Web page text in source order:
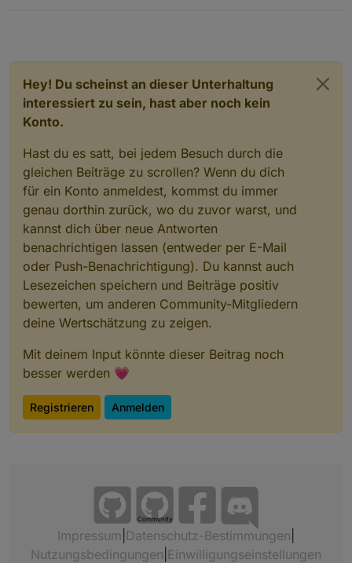
Hey! Du scheinst an dieser Unterhaltung
interessiert zu sein, hast aber noch kein
Konto.
Hast du es satt, bei jedem Besuch durch die
gleichen Beiträge zu scrollen? Wenn du dich
für ein Konto anmeldest, kommst du immer
genau dorthin zurück, wo du zuvor warst, und
kannst dich über neue Antworten
benachrichtigen lassen (entweder per E-Mail
oder Push-Benachrichtigung). Du kannst auch
Lesezeichen speichern und Beiträge positiv
bewerten, um anderen Community-Mitgliedern
deine Wertschätzung zu zeigen.
Mit deinem Input könnte dieser Beitrag noch
besser werden 💗
Registrieren Anmelden
Community
Impressum Datenschutz-Bestimmungen
Nutzungsbedingungen Einwilligungseinstellungen